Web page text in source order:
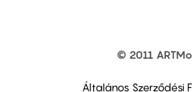
© 2011
Általános Szerződési